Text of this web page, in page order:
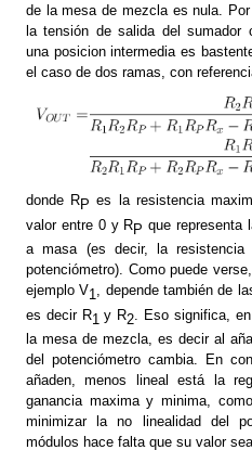
de la mesa de mezcla es nula.
la tensión de salida del sumador
una posicion intermedia es
el caso de dos ramas, con
donde RP es la resistencia
valor entre 0 y RP que representa
a masa (es decir, la
potenciómetro). Como puede
ejemplo V1 , depende también de
es decir R1 y R2 . Eso significa,
la mesa de mezcla, es decir al
del potenciómetro cambia. En
añaden, menos lineal está la
ganancia maxima y minima,
minimizar la no linealidad del
módulos hace falta que su valor